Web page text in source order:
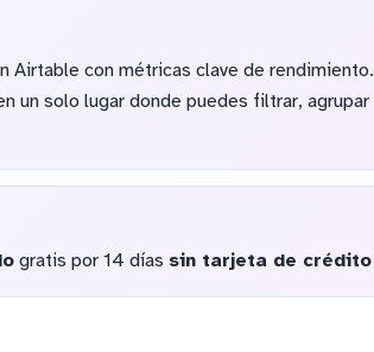
Airtable con métricas clave de rendimiento.
un solo lugar donde puedes filtrar, agrupar
gratis por 14 días sin tarjeta de crédito